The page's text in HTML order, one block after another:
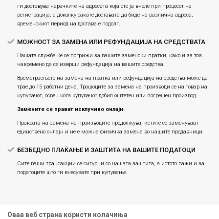
ги доставува нарачките на адресата која сте ја внеле при процесот на
регистрација, а доколку сакате доставата да биде на различна адреса,
временскиот период на достава е подолг.
МОЖНОСТ ЗА ЗАМЕНА ИЛИ РЕФУНДАЦИЈА НА СРЕДСТВАТА
Нашата служба ќе се погрижи за вашите заменски пратки, како и за тоа
навремено да се изврши рефундација на вашите средства.
Времетраењето на замена на пратка или рефундацијa на средства може да
трае до 15 работни дена. Трошоците за замена на производи се на товар на
купувачот, освен кога купувачот добил оштетен или погрешен производ.
Замените се прават исклучиво онлајн.
Праксата на замена на производите продолжува, истите се заменуваат
единствено онлајн и не е можна физичка замена во нашите продавници.
БЕЗБЕДНО ПЛАЌАЊЕ И ЗАШТИТА НА ВАШИТЕ ПОДАТОЦИ
Сите ваши трансакции се сигурни со нашата заштита, а истото важи и за
податоците што ги внесувате при купување.
Оваа веб страна користи колачиња